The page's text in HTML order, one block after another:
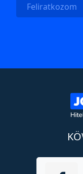
Feliratkozom